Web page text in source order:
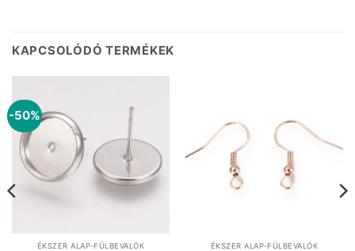
KAPCSOLÓDÓ TERMÉKEK
-50%
ÉKSZER ALAP-FÜLBEVALÓK ÉKSZER ALAP-FÜLBEVALÓK